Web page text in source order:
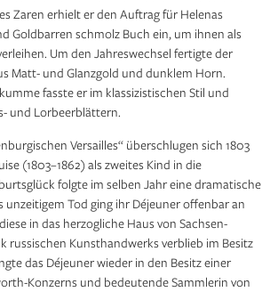
Zaren erhielt er den Auftrag für Helenas
Goldbarren schmolz Buch ein, um ihnen als
Um den Jahreswechsel fertigte der
Matt- und Glanzgold und dunklem Horn.
fasste er im klassizistischen Stil und
und Lorbeerblättern.
Versailles“ überschlugen sich 1803
(1803–1862) als zweites Kind in die
folgte im selben Jahr eine dramatische
Tod ging ihr Déjeuner offenbar an
in das herzogliche Haus von Sachsen-
russischen Kunsthandwerks verblieb im Besitz
das Déjeuner wieder in den Besitz einer
Konzerns und bedeutende Sammlerin von